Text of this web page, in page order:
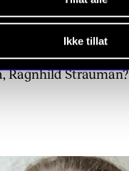
Ikke tillat
Ragnhild Strauman?